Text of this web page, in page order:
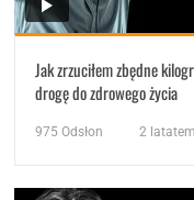
Jak zrzuciłem zbędne
drogę do zdrowego życia
975 Odsłon 2